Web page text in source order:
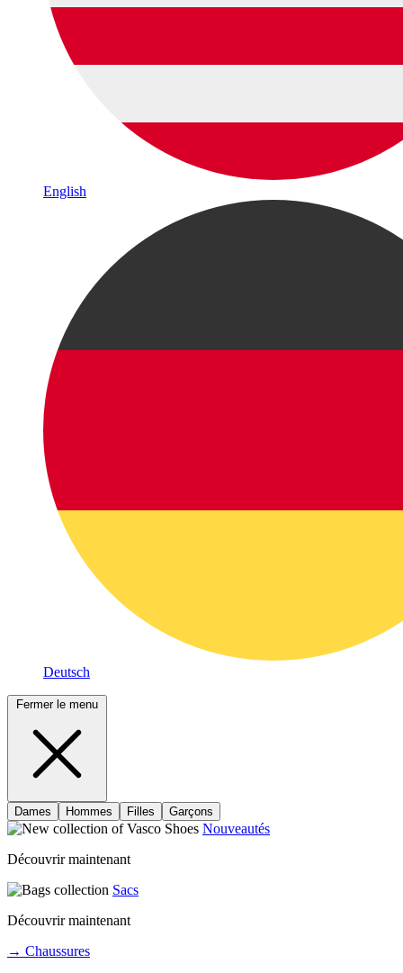
English
Deutsch
Fermer le menu
Dames Hommes Filles Garçons
Nouveautés
Découvrir maintenant
Sacs
Découvrir maintenant
→ Chaussures